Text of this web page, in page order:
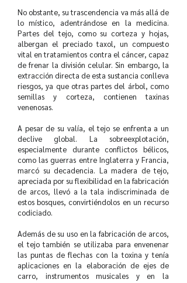
No obstante, su trascendencia va más allá de
lo místico, adentrándose en la medicina.
Partes del tejo, como su corteza y hojas,
albergan el preciado taxol, un compuesto
vital en tratamientos contra el cáncer, capaz
de frenar la división celular. Sin embargo, la
extracción directa de esta sustancia conlleva
riesgos, ya que otras partes del árbol, como
semillas y corteza, contienen taxinas
venenosas.
A pesar de su valía, el tejo se enfrenta a un
declive global. La sobreexplotación,
especialmente durante conflictos bélicos,
como las guerras entre Inglaterra y Francia,
marcó su decadencia. La madera de tejo,
apreciada por su flexibilidad en la fabricación
de arcos, llevó a la tala indiscriminada de
estos bosques, convirtiéndolos en un recurso
codiciado.
Además de su uso en la fabricación de arcos,
el tejo también se utilizaba para envenenar
las puntas de flechas con la toxina y tenía
aplicaciones en la elaboración de ejes de
carro, instrumentos musicales y en la